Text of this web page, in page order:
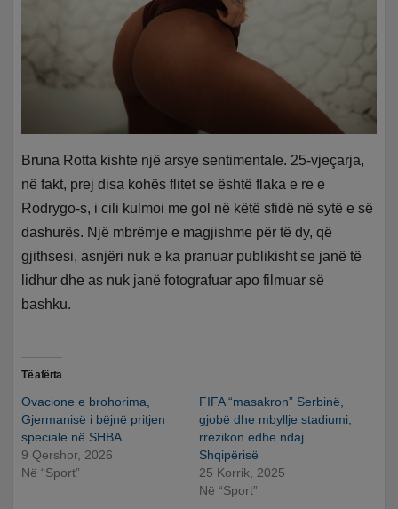
Bruna Rotta kishte një arsye sentimentale. 25-vjeçarja,
në fakt, prej disa kohës flitet se është flaka e re e
Rodrygo-s, i cili kulmoi me gol në këtë sfidë në sytë e së
dashurës. Një mbrëmje e magjishme për të dy, që
gjithsesi, asnjëri nuk e ka pranuar publikisht se janë të
lidhur dhe as nuk janë fotografuar apo filmuar së
bashku.
Të afërta
Ovacione e brohorima,
Gjermanisë i bëjnë pritjen
speciale në SHBA
9 Qershor, 2026
Në “Sport”
FIFA “masakron” Serbinë,
gjobë dhe mbyllje stadiumi,
rrezikon edhe ndaj
Shqipërisë
25 Korrik, 2025
Në “Sport”